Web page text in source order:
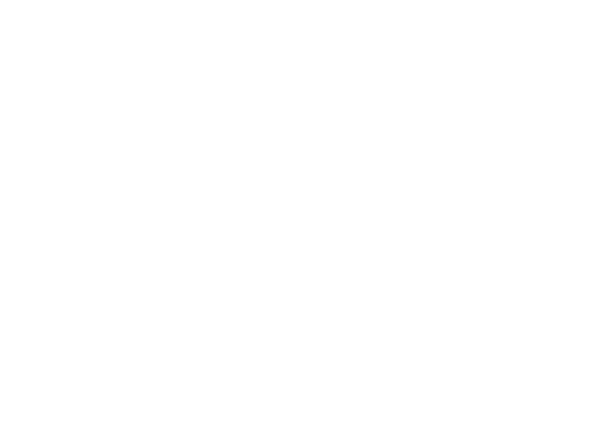
pre zaujímavé pozície na Slovensku.​